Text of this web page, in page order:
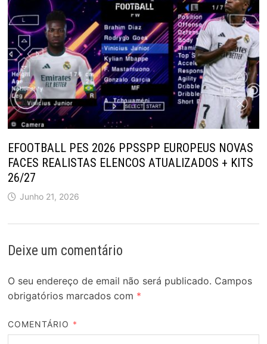
EFOOTBALL PES 2026 PPSSPP EUROPEUS NOVAS
FACES REALISTAS ELENCOS ATUALIZADOS + KITS
26/27
Junho 21, 2026
Deixe um comentário
O seu endereço de email não será publicado. Campos
obrigatórios marcados com *
COMENTÁRIO *